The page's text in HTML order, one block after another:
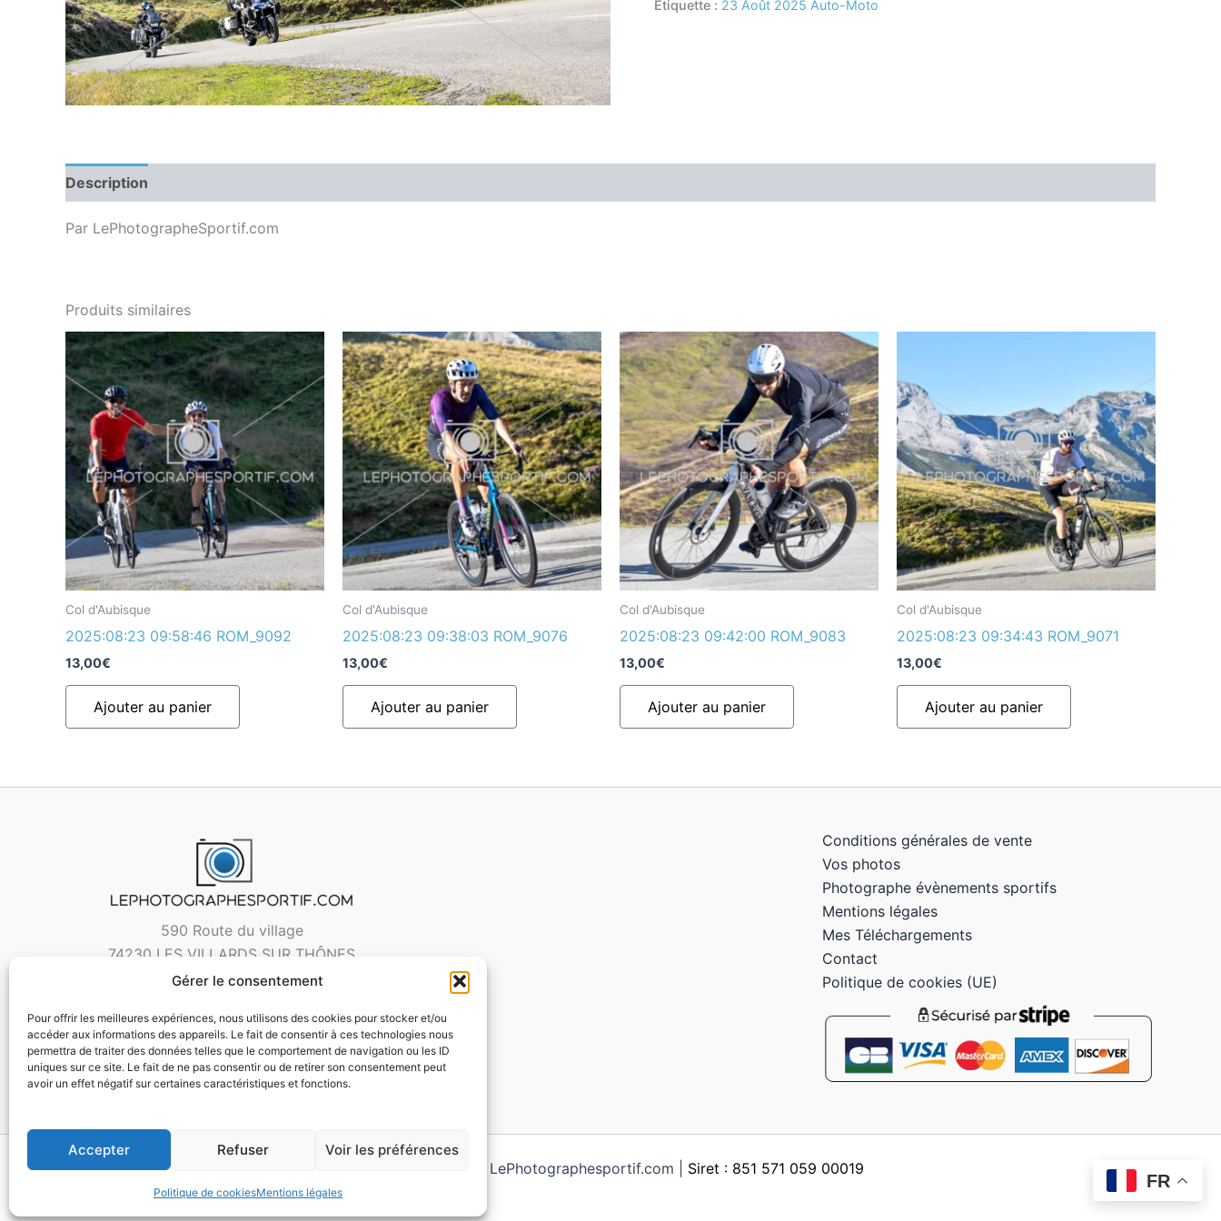
Gérer le consentement
Pour offrir les meilleures expériences, nous utilisons des cookies pour stocker et/ou
accéder aux informations des appareils. Le fait de consentir à ces technologies nous
permettra de traiter des données telles que le comportement de navigation ou les ID
uniques sur ce site. Le fait de ne pas consentir ou de retirer son consentement peut
avoir un effet négatif sur certaines caractéristiques et fonctions.
Accepter Refuser Voir les préférences
Politique de cookiesMentions légales
Étiquette : 23 Août 2025 Auto-Moto
Description
Par LePhotographeSportif.com
Produits similaires
Col d'Aubisque
2025:08:23 09:58:46 ROM_9092
13,00€
Ajouter au panier
Col d'Aubisque
2025:08:23 09:38:03 ROM_9076
13,00€
Ajouter au panier
Col d'Aubisque
2025:08:23 09:42:00 ROM_9083
13,00€
Ajouter au panier
Col d'Aubisque
2025:08:23 09:34:43 ROM_9071
13,00€
Ajouter au panier
590 Route du village
74230 LES VILLARDS SUR THÔNES
Conditions générales de vente
Vos photos
Photographe évènements sportifs
Mentions légales
Mes Téléchargements
Contact
Politique de cookies (UE)
Copyright © 2026 LePhotographesportif.com | Siret : 851 571 059 00019
FR